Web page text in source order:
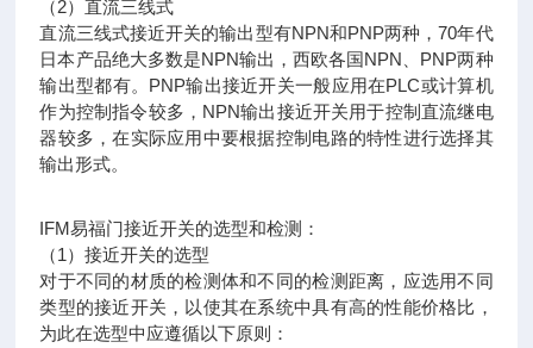
（2）直流三线式
直流三线式接近开关的输出型有NPN和PNP两种，70年代
日本产品绝大多数是NPN输出，西欧各国NPN、PNP两种
输出型都有。PNP输出接近开关一般应用在PLC或计算机
作为控制指令较多，NPN输出接近开关用于控制直流继电
器较多，在实际应用中要根据控制电路的特性进行选择其
输出形式。
IFM易福门接近开关的选型和检测：
（1）接近开关的选型
对于不同的材质的检测体和不同的检测距离，应选用不同
类型的接近开关，以使其在系统中具有高的性能价格比，
为此在选型中应遵循以下原则：